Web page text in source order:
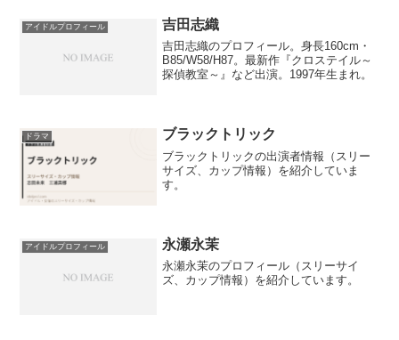
アイドルプロフィール 吉田志織
吉田志織のプロフィール。身長160cm・
B85/W58/H87。最新作『クロステイル～
探偵教室～』など出演。1997年生まれ。
ドラマ ブラックトリック
ブラックトリックの出演者情報（スリー
サイズ、カップ情報）を紹介していま
す。
アイドルプロフィール 永瀬永茉
永瀬永茉のプロフィール（スリーサイ
ズ、カップ情報）を紹介しています。